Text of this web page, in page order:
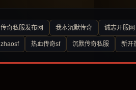
传奇私服发布网 我本沉默传奇 诚志开服网
zhaosf 热血传奇sf 沉默传奇私服 新开